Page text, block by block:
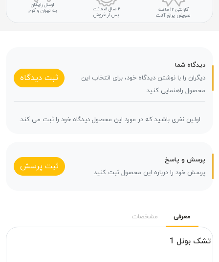
گارانتی ۱۲ ماهه
تعویض یراق آلات
۲ سال ضمانت
پس از فروش
ارسال رایگان
به تهران و کرج
دیدگاه شما
دیگران را با نوشتن دیدگاه خود، برای انتخاب این
محصول راهنمایی کنید.
ثبت دیدگاه
اولین نفری باشید که در مورد این محصول دیدگاه خود را ثبت می کند.
پرسش و پاسخ
پرسش خود را درباره این محصول ثبت کنید.
ثبت پرسش
معرفی مشخصات
تشک بونل 1